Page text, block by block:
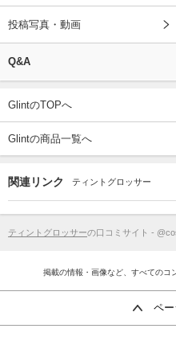
投稿写真・動画
Q&A
GlintのTOPへ
Glintの商品一覧へ
関連リンク ティントグロッサー
ティントグロッサーの口コミサイト -
掲載の情報・画像など、すべてのコ
ペ